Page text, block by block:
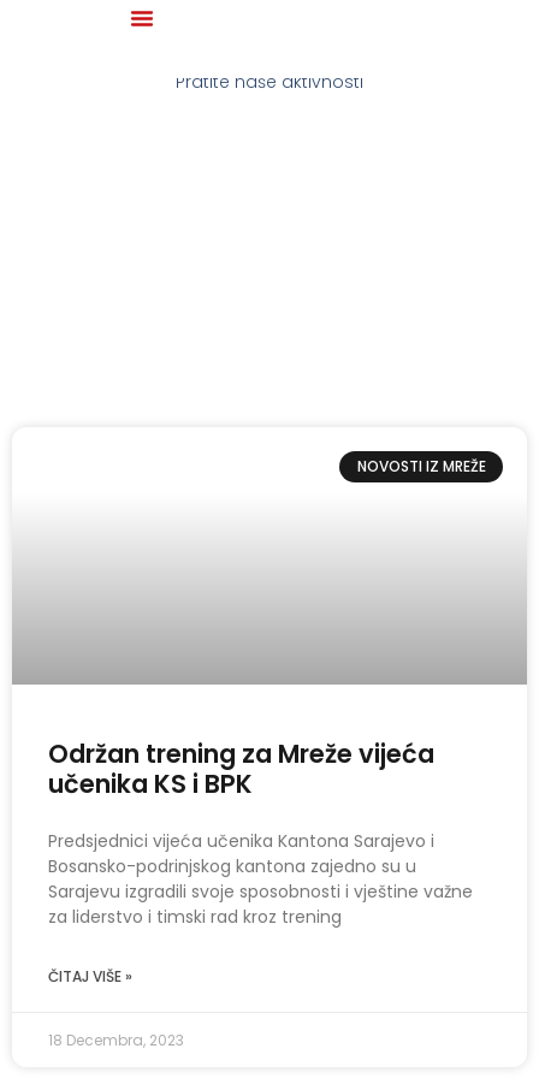
Pratite naše aktivnosti
NOVOSTI IZ MREŽE
Održan trening za Mreže vijeća
učenika KS i BPK
Predsjednici vijeća učenika Kantona Sarajevo i
Bosansko-podrinjskog kantona zajedno su u
Sarajevu izgradili svoje sposobnosti i vještine važne
za liderstvo i timski rad kroz trening
ČITAJ VIŠE »
18 Decembra, 2023